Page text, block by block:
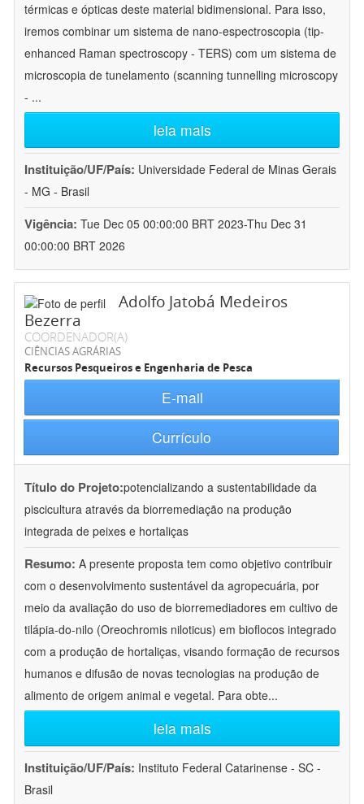
térmicas e ópticas deste material bidimensional. Para isso,
iremos combinar um sistema de nano-espectroscopia (tip-
enhanced Raman spectroscopy - TERS) com um sistema de
microscopia de tunelamento (scanning tunnelling microscopy
- ...
leia mais
Instituição/UF/País: Universidade Federal de Minas Gerais
- MG - Brasil
Vigência: Tue Dec 05 00:00:00 BRT 2023-Thu Dec 31
00:00:00 BRT 2026
Adolfo Jatobá Medeiros
Bezerra
COORDENADOR(A)
CIÊNCIAS AGRÁRIAS
Recursos Pesqueiros e Engenharia de Pesca
E-mail
Currículo
Título do Projeto:potencializando a sustentabilidade da
piscicultura através da biorremediação na produção
integrada de peixes e hortaliças
Resumo: A presente proposta tem como objetivo contribuir
com o desenvolvimento sustentável da agropecuária, por
meio da avaliação do uso de biorremediadores em cultivo de
tilápia-do-nilo (Oreochromis niloticus) em bioflocos integrado
com a produção de hortaliças, visando formação de recursos
humanos e difusão de novas tecnologias na produção de
alimento de origem animal e vegetal. Para obte...
leia mais
Instituição/UF/País: Instituto Federal Catarinense - SC -
Brasil